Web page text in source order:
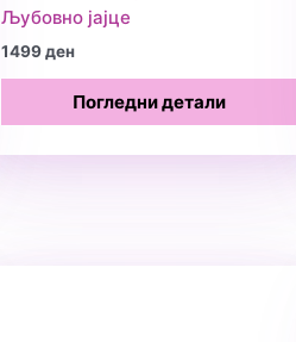
Љубовно јајце
1499ден
Погледни детали